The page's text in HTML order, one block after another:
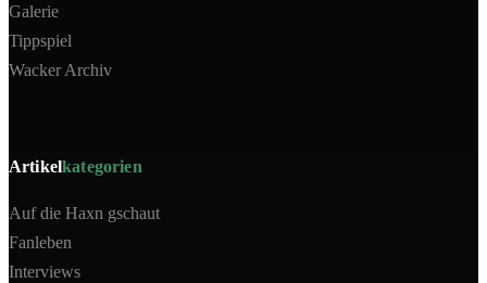
Galerie
Tippspiel
Wacker Archiv
Artikelkategorien
Auf die Haxn gschaut
Fanleben
Interviews